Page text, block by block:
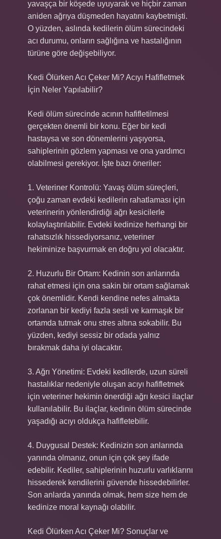
yavaşça bir köşede uyuyarak ve hiçbir zaman
aniden ağrıya düşmeden hayatını kaybetmişti.
O yüzden, aslında kedilerin ölüm sürecindeki
acı durumu, onların sağlığına ve hastalığının
türüne göre değişebiliyor.
Kedi Ölürken Acı Çeker Mi? Acıyı Hafifletmek
İçin Neler Yapılabilir?
Kedi ölüm sürecinde acının hafifletilmesi
gerçekten önemli bir konu. Eğer bir kedi
hastaysa ve son dönemlerini yaşıyorsa,
sahiplerinin gözlem yapması ve ona yardımcı
olabilmesi gerekiyor. İşte bazı öneriler:
1. Veteriner Kontrolü: Yavaş ölüm süreçleri,
çoğu zaman evdeki kedilerin rahatlaması için
veterinerin yönlendirdiği ağrı kesicilerle
kolaylaştırılabilir. Evdeki kedinize herhangi bir
rahatsızlık hissediyorsanız, veteriner
hekiminize başvurmak en doğru yol olacaktır.
2. Huzurlu Bir Ortam: Kedinin son anlarında
rahat etmesi için ona sakin bir ortam sağlamak
çok önemlidir. Kendi kendine nefes almakta
zorlanan bir kediyi fazla sesli ve karmaşık bir
ortamda tutmak onu stres altına sokabilir. Bu
yüzden, kediyi sessiz bir odada yalnız
bırakmak daha iyi olacaktır.
3. Ağrı Yönetimi: Evdeki kedilerde, uzun süreli
hastalıklar nedeniyle oluşan acıyı hafifletmek
için veteriner hekimin önerdiği ağrı kesici ilaçlar
kullanılabilir. Bu ilaçlar, kedinin ölüm sürecinde
yaşadığı acıyı oldukça hafifletebilir.
4. Duygusal Destek: Kedinizin son anlarında
yanında olmanız, onun için çok şey ifade
edebilir. Kediler, sahiplerinin huzurlu varlıklarını
hissederek kendilerini güvende hissedebilirler.
Son anlarda yanında olmak, hem size hem de
kedinize moral kaynağı olabilir.
Kedi Ölürken Acı Çeker Mi? Sonuçlar ve